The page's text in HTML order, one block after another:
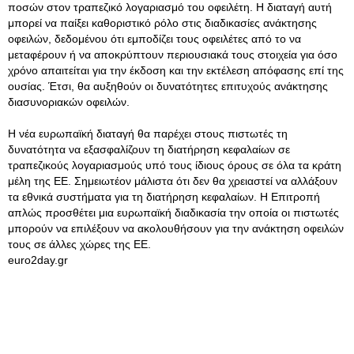
ποσών στον τραπεζικό λογαριασμό του οφειλέτη. Η διαταγή αυτή
μπορεί να παίξει καθοριστικό ρόλο στις διαδικασίες ανάκτησης
οφειλών, δεδομένου ότι εμποδίζει τους οφειλέτες από το να
μεταφέρουν ή να αποκρύπτουν περιουσιακά τους στοιχεία για όσο
χρόνο απαιτείται για την έκδοση και την εκτέλεση απόφασης επί της
ουσίας. Έτσι, θα αυξηθούν οι δυνατότητες επιτυχούς ανάκτησης
διασυνοριακών οφειλών.
Η νέα ευρωπαϊκή διαταγή θα παρέχει στους πιστωτές τη
δυνατότητα να εξασφαλίζουν τη διατήρηση κεφαλαίων σε
τραπεζικούς λογαριασμούς υπό τους ίδιους όρους σε όλα τα κράτη
μέλη της ΕΕ. Σημειωτέον μάλιστα ότι δεν θα χρειαστεί να αλλάξουν
τα εθνικά συστήματα για τη διατήρηση κεφαλαίων. Η Επιτροπή
απλώς προσθέτει μια ευρωπαϊκή διαδικασία την οποία οι πιστωτές
μπορούν να επιλέξουν να ακολουθήσουν για την ανάκτηση οφειλών
τους σε άλλες χώρες της ΕΕ.
euro2day.gr